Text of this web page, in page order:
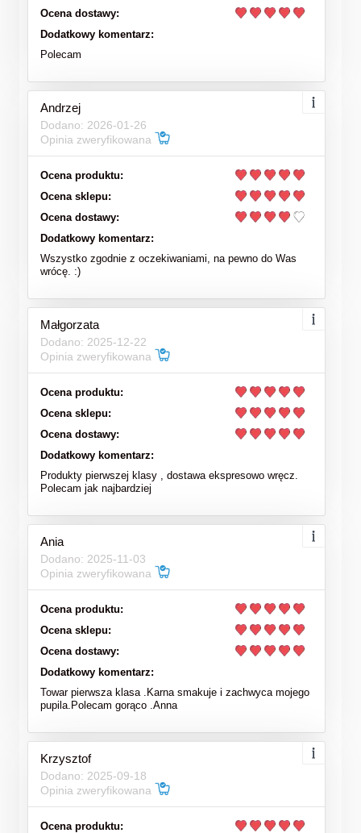
Ocena dostawy:
Dodatkowy komentarz:
Polecam
Andrzej
Dodano: 2026-01-26
Opinia zweryfikowana
Ocena produktu:
Ocena sklepu:
Ocena dostawy:
Dodatkowy komentarz:
Wszystko zgodnie z oczekiwaniami, na pewno do Was
wrócę. :)
Małgorzata
Dodano: 2025-12-22
Opinia zweryfikowana
Ocena produktu:
Ocena sklepu:
Ocena dostawy:
Dodatkowy komentarz:
Produkty pierwszej klasy , dostawa ekspresowo wręcz.
Polecam jak najbardziej
Ania
Dodano: 2025-11-03
Opinia zweryfikowana
Ocena produktu:
Ocena sklepu:
Ocena dostawy:
Dodatkowy komentarz:
Towar pierwsza klasa .Karna smakuje i zachwyca mojego
pupila.Polecam gorąco .Anna
Krzysztof
Dodano: 2025-09-18
Opinia zweryfikowana
Ocena produktu: